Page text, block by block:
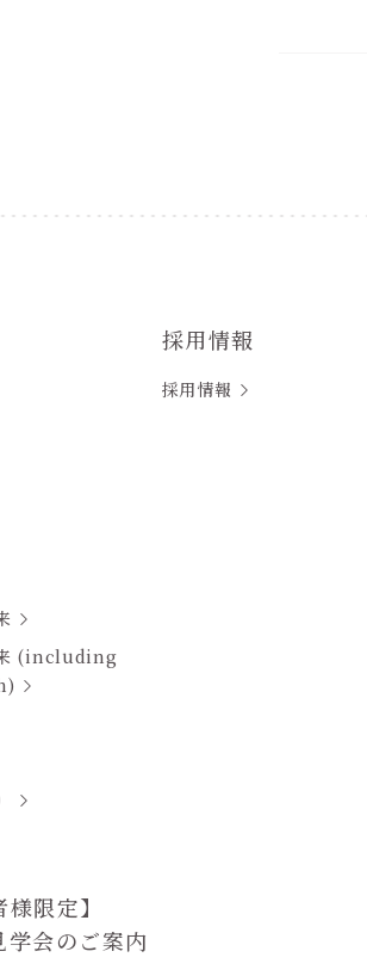
来 (including
採用情報
採用情報
限定】
学会のご案内